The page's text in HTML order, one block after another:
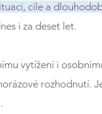
cíle a
i za deset let.
vytížení i
rozhodnutí.